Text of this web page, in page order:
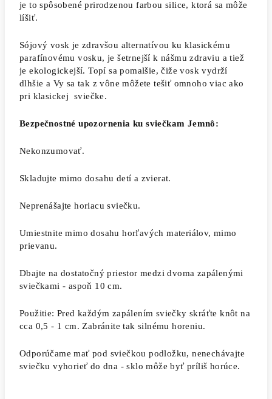
je to spôsobené prirodzenou farbou silice, ktorá sa môže
líšiť.
Sójový vosk je zdravšou alternatívou ku klasickému
parafínovému vosku, je šetrnejší k nášmu zdraviu a tiež
je ekologickejší. Topí sa pomalšie, čiže vosk vydrží
dlhšie a Vy sa tak z vône môžete tešiť omnoho viac ako
pri klasickej sviečke.
Bezpečnostné upozornenia ku sviečkam Jemnô:
Nekonzumovať.
Skladujte mimo dosahu detí a zvierat.
Neprenášajte horiacu sviečku.
Umiestnite mimo dosahu horľavých materiálov, mimo
prievanu.
Dbajte na dostatočný priestor medzi dvoma zapálenými
sviečkami - aspoň 10 cm.
Použitie: Pred každým zapálením sviečky skráťte knôt na
cca 0,5 - 1 cm. Zabránite tak silnému horeniu.
Odporúčame mať pod sviečkou podložku, nenechávajte
sviečku vyhorieť do dna - sklo môže byť príliš horúce.